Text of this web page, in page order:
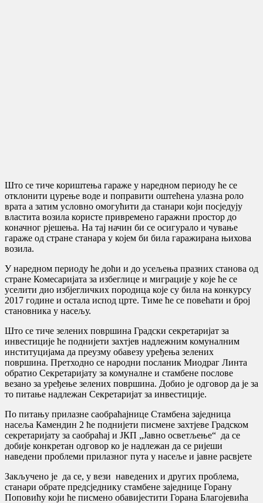
Што се тиче кориштења гараже у наредном периоду ће се
отклонити цурење воде и поправити оштећена улазна роло
врата а затим условно омогућити да станари који посједују
властита возила користе привремено гаражни простор до
коначног рјешења. На тај начин би се осигурало и чување
гараже од стране станара у којем би била гаражирана њихова
возила.
У наредном периоду ће доћи и до усељења празних станова од
стране Комесаријата за избеглице и миграције у које ће се
уселити дио избјегличких породица које су била на конкурсу
2017 године и остала испод црте. Тиме ће се повећати и број
становника у насељу.
Што се тиче зелених површина Градски секретаријат за
инвестиције ће поднијети захтјев надлежним комуналним
институцијама да преузму обавезу уређења зелених
површина. Претходно се народни посланик Миодраг Линта
обратио Секретаријату за комуналне и стамбене послове
везано за уређење зелених површина. Добио је одговор да је за
то питање надлежан Секретаријат за инвестиције.
По питању прилазне саобраћајнице Стамбена заједница
насеља Камендин 2 ће поднијети писмене захтјеве Градском
секретаријату за саобраћај и ЈКП „Јавно осветљење“ да се
добије конкретан одговор ко је надлежан да се ријеши
наведени проблеми прилазног пута у насеље и јавне расвјете
Закључено је да се, у вези наведених и других проблема,
станари обрате предсједнику стамбене заједнице Горану
Поповићу који ће писмено обавијестити Горана Благојевића